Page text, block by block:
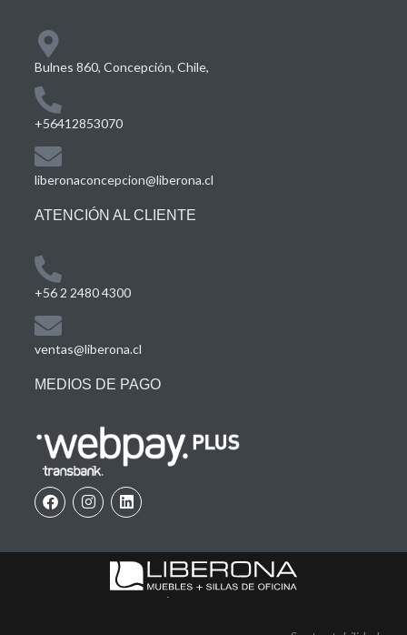
Bulnes 860, Concepción, Chile,
+56412853070
liberonaconcepcion@liberona.cl
ATENCIÓN AL CLIENTE
+56 2 2480 4300
ventas@liberona.cl
MEDIOS DE PAGO